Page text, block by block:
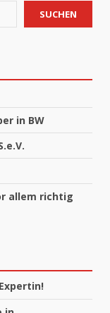
SUCHEN
in BW
allem richtig